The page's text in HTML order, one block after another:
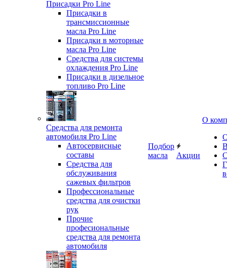
Присадки Pro Line
Присадки в
трансмиссионные
масла Pro Line
Присадки в моторные
масла Pro Line
Средства для системы
охлаждения Pro Line
Присадки в дизельное
топливо Pro Line
Средства для ремонта
автомобиля Pro Line
Автосервисные
составы
Средства для
обслуживания
сажевых фильтров
Профессиональные
средства для очистки
рук
Прочие
професиональные
средства для ремонта
автомобиля
Подбор
масла
Акции
О